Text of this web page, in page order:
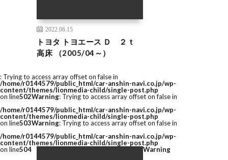
2022.06.15
トヨタ トヨエース Ｄ ２ｔ
高床 （2005/04～）
: Trying to access array offset on false in
/home/r0144579/public_html/car-anshin-navi.co.jp/wp-
content/themes/lionmedia-child/single-post.php
on line502Warning: Trying to access array offset on false in
/home/r0144579/public_html/car-anshin-navi.co.jp/wp-
content/themes/lionmedia-child/single-post.php
on line503Warning: Trying to access array offset on false in
/home/r0144579/public_html/car-anshin-navi.co.jp/wp-
content/themes/lionmedia-child/single-post.php
on line504 Warning